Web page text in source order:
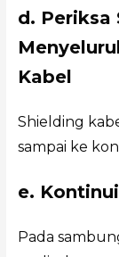
d. Periksa
Kabel
Shielding
sampai ke
e.
Pada